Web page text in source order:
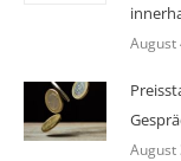
August
August